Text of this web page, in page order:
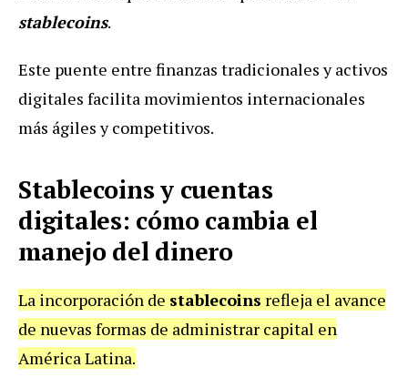
stablecoins.
Este puente entre finanzas tradicionales y activos
digitales facilita movimientos internacionales
más ágiles y competitivos.
Stablecoins y cuentas
digitales: cómo cambia el
manejo del dinero
La incorporación de stablecoins refleja el avance
de nuevas formas de administrar capital en
América Latina.